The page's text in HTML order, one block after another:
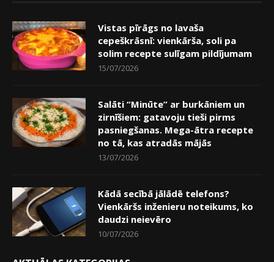
Vistas pīrāgs no lavaša
cepeškrāsnī: vienkārša, soli pa
solim recepte sulīgam pildījumam
15/07/2026
Salāti “Minūte” ar burkāniem un
zirnīšiem: gatavoju tieši pirms
pasniegšanas. Mega-ātra recepte
no tā, kas atradās mājās
13/07/2026
Kādā secībā jālādē telefons?
Vienkāršs inženieru noteikums, ko
daudzi neievēro
10/07/2026